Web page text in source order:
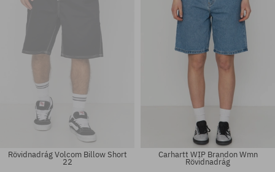
Rövidnadrág Volcom Billow Short
22
Carhartt WIP Brandon Wmn
Rövidnadrág